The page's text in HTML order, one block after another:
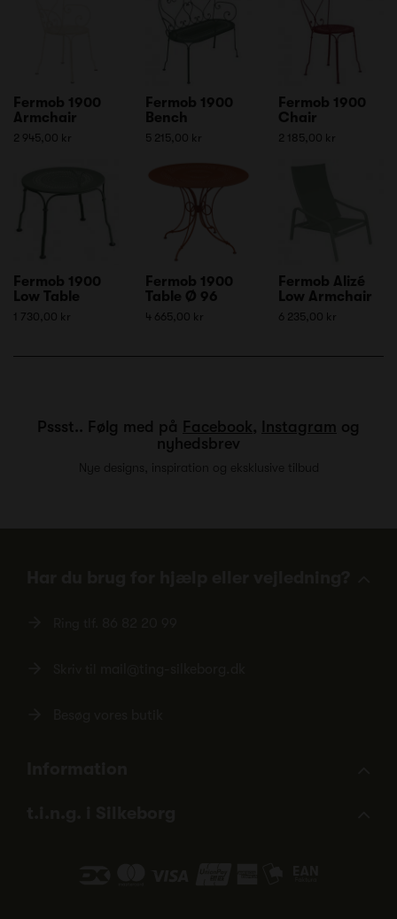
Fermob 1900
Armchair
2 945,00 kr
Fermob 1900
Bench
5 215,00 kr
Fermob 1900
Chair
2 185,00 kr
Fermob 1900
Low Table
1 730,00 kr
Fermob 1900
Table Ø 96
4 665,00 kr
Fermob Alizé
Low Armchair
6 235,00 kr
Pssst.. Følg med på Facebook, Instagram og
nyhedsbrev
Nye designs, inspiration og eksklusive tilbud